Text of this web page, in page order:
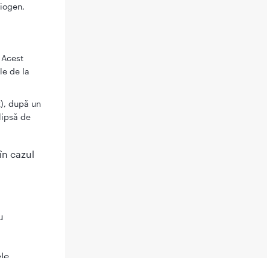
de la
după un
de
cazul